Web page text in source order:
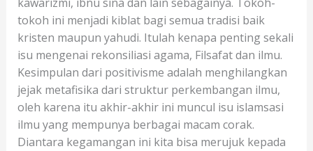
tokoh ini menjadi kiblat bagi semua tradisi baik
kristen maupun yahudi. Itulah kenapa penting sekali
isu mengenai rekonsiliasi agama, Filsafat dan ilmu.
Kesimpulan dari positivisme adalah menghilangkan
jejak metafisika dari struktur perkembangan ilmu,
oleh karena itu akhir-akhir ini muncul isu islamsasi
ilmu yang mempunya berbagai macam corak.
Diantara kegamangan ini kita bisa merujuk kepada